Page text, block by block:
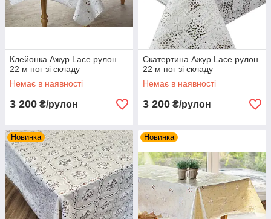
Клейонка Ажур Lace рулон
22 м пог зі складу
Немає в наявності
3 200 ₴/рулон
Скатертина Ажур Lace рулон
22 м пог зі складу
Немає в наявності
3 200 ₴/рулон
Новинка Новинка